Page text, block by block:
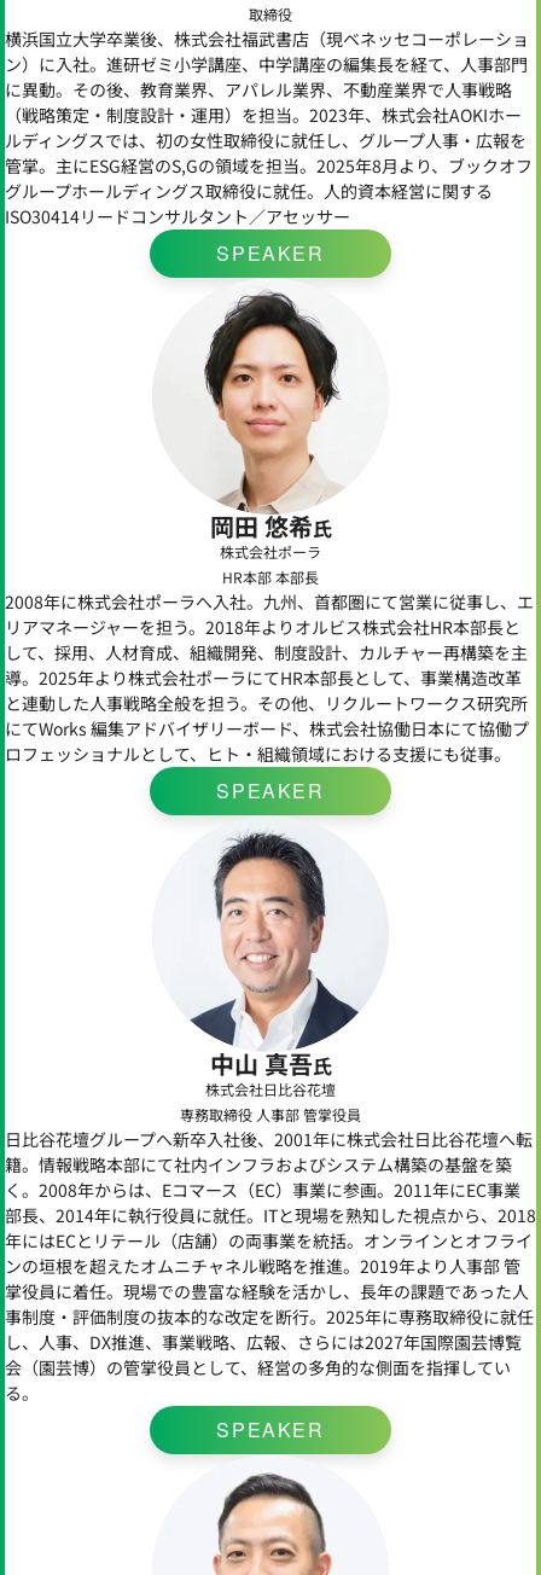
取締役
横浜国立大学卒業後、株式会社福武書店（現ベネッセコーポレーショ
ン）に入社。進研ゼミ小学講座、中学講座の編集長を経て、人事部門
に異動。その後、教育業界、アパレル業界、不動産業界で人事戦略
（戦略策定・制度設計・運用）を担当。2023年、株式会社AOKIホー
ルディングスでは、初の女性取締役に就任し、グループ人事・広報を
管掌。主にESG経営のS,Gの領域を担当。2025年8月より、ブックオフ
グループホールディングス取締役に就任。人的資本経営に関する
ISO30414リードコンサルタント／アセッサー
SPEAKER
岡田 悠希氏
株式会社ポーラ
HR本部 本部長
2008年に株式会社ポーラへ入社。九州、首都圏にて営業に従事し、エ
リアマネージャーを担う。2018年よりオルビス株式会社HR本部長と
して、採用、人材育成、組織開発、制度設計、カルチャー再構築を主
導。2025年より株式会社ポーラにてHR本部長として、事業構造改革
と連動した人事戦略全般を担う。その他、リクルートワークス研究所
にてWorks 編集アドバイザリーボード、株式会社協働日本にて協働プ
ロフェッショナルとして、ヒト・組織領域における支援にも従事。
SPEAKER
中山 真吾氏
株式会社日比谷花壇
専務取締役 人事部 管掌役員
日比谷花壇グループへ新卒入社後、2001年に株式会社日比谷花壇へ転
籍。情報戦略本部にて社内インフラおよびシステム構築の基盤を築
く。2008年からは、Eコマース（EC）事業に参画。2011年にEC事業
部長、2014年に執行役員に就任。ITと現場を熟知した視点から、2018
年にはECとリテール（店舗）の両事業を統括。オンラインとオフライ
ンの垣根を超えたオムニチャネル戦略を推進。2019年より人事部 管
掌役員に着任。現場での豊富な経験を活かし、長年の課題であった人
事制度・評価制度の抜本的な改定を断行。2025年に専務取締役に就任
し、人事、DX推進、事業戦略、広報、さらには2027年国際園芸博覧
会（園芸博）の管掌役員として、経営の多角的な側面を指揮してい
る。
SPEAKER